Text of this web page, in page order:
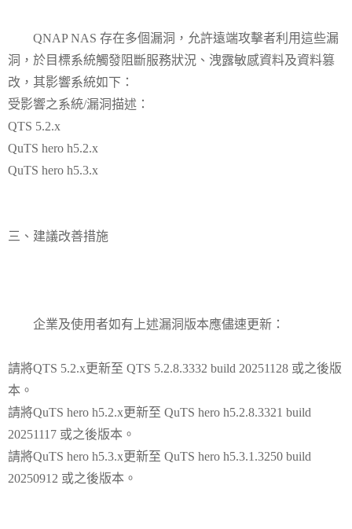
QNAP NAS 存在多個漏洞，允許遠端攻擊者利用這些漏
洞，於目標系統觸發阻斷服務狀況、洩露敏感資料及資料篡
改，其影響系統如下：
受影響之系統/漏洞描述：
QTS 5.2.x
QuTS hero h5.2.x
QuTS hero h5.3.x
三、建議改善措施
企業及使用者如有上述漏洞版本應儘速更新：
請將QTS 5.2.x更新至 QTS 5.2.8.3332 build 20251128 或之後版
本。
請將QuTS hero h5.2.x更新至 QuTS hero h5.2.8.3321 build
20251117 或之後版本。
請將QuTS hero h5.3.x更新至 QuTS hero h5.3.1.3250 build
20250912 或之後版本。